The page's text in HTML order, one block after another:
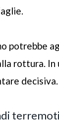
potrebbe
rottura. In
decisiva.
terremoti